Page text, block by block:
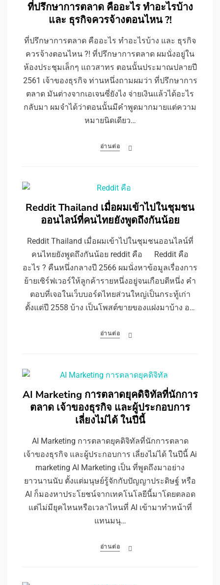
ที่ปรึกษาการตลาด คืออะไร ทำอะไรบ้าง
และ ธุรกิจควรจ้างตอนไหน ?!
ที่ปรึกษาการตลาด คืออะไร ทำอะไรบ้าง และ ธุรกิจ
ควรจ้างตอนไหน ?! ที่ปรึกษาการตลาด ผมนั่งอยู่ใน
ห้องประชุมเล็กๆ แถวสาทร ตอนนั้นประมาณปลายปี
2561 เจ้าของธุรกิจ ท่านหนึ่งถามผมว่า ที่ปรึกษาการ
ตลาด มันต่างจากเอเจนซี่ยังไง จ่ายเงินแล้วได้อะไร
กลับมา ผมจำได้ว่าตอนนั้นมีคำพูดมากมายแต่ความ
หมายนิดเดียว…
อ่านต่อ
Reddit Thailand เมื่อผมเข้าไปในชุมชน
ออนไลน์ที่คนไทยยังพูดถึงกันน้อย
Reddit Thailand เมื่อผมเข้าไปในชุมชนออนไลน์ที่
คนไทยยังพูดถึงกันน้อย reddit คือ Reddit คือ
อะไร ? คืนหนึ่งกลางปี 2566 ผมนั่งหาข้อมูลเรื่องการ
ย้ายเซิร์ฟเวอร์ให้ลูกค้ารายหนึ่งอยู่จนเกือบตีหนึ่ง คำ
ตอบที่เจอในเว็บบอร์ดไทยส่วนใหญ่เป็นกระทู้เก่า
ตั้งแต่ปี 2558 บ้าง เป็นโพสต์ขายของแฝงมาบ้าง อ…
อ่านต่อ
AI Marketing การตลาดยุคดิจิทัลที่นักการ
ตลาด เจ้าของธุรกิจ และผู้ประกอบการ
เลี่ยงไม่ได้ ในปีนี้
AI Marketing การตลาดยุคดิจิทัลที่นักการตลาด
เจ้าของธุรกิจ และผู้ประกอบการ เลี่ยงไม่ได้ ในปีนี้ Ai
marketing AI Marketing เป็น ที่พูดถึงมาอย่าง
ยาวนานนับ ตั้งแต่มนุษย์รู้จักกับปัญญาประดิษฐ์ หรือ
AI ก็มองหาประโยชน์จากเทคโนโลยีนี้มาโดยตลอด
แต่ไม่มียุคไหนหรือเวลาไหนที่ AI เข้ามาทำหน้าที่
แทนมนุ…
อ่านต่อ